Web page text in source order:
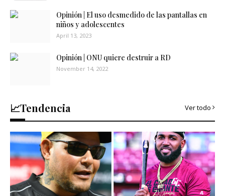
Opinión | El uso desmedido de las pantallas en
niños y adolescentes
April 13, 2023
Opinión | ONU quiere destruir a RD
November 14, 2022
📈Tendencia Ver todo